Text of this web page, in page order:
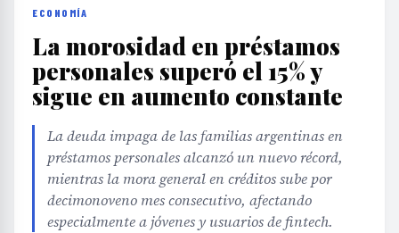
ECONOMÍA
La morosidad en préstamos
personales superó el 15% y
sigue en aumento constante
La deuda impaga de las familias argentinas en
préstamos personales alcanzó un nuevo récord,
mientras la mora general en créditos sube por
decimonoveno mes consecutivo, afectando
especialmente a jóvenes y usuarios de fintech.